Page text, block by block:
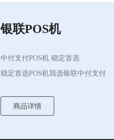
银联POS机
中付支付POS机 稳定首选
稳定首选POS机我选银联中付支付
商品详情